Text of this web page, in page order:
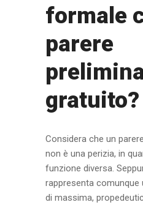
formale
parere
gratuito?
Considera che un
non è una perizia, in
funzione diversa.
rappresenta comunque
di massima,